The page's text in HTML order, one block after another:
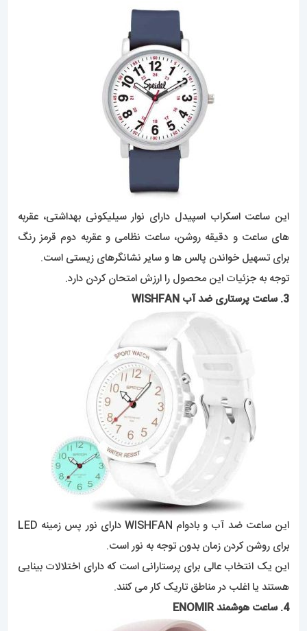
این ساعت اسکراب اسپیدل دارای نوار سیلیکونی بهداشتی، عقربه
های ساعت و دقیقه روشن، ساعت نظامی و عقربه دوم قرمز رنگ
برای تسهیل خواندن پالس ها و سایر نشانگرهای زیستی است.
توجه به جزئیات این محصول را ارزش امتحان کردن دارد.
3. ساعت پرستاری ضد آب WISHFAN
این ساعت ضد آب و بادوام WISHFAN دارای نور پس زمینه LED
برای روشن کردن زمان بدون توجه به نور است.
این یک انتخاب عالی برای پرستارانی است که دارای اختلالات بینایی
هستند یا اغلب در مناطق تاریک کار می کنند.
4. ساعت هوشمند ENOMIR